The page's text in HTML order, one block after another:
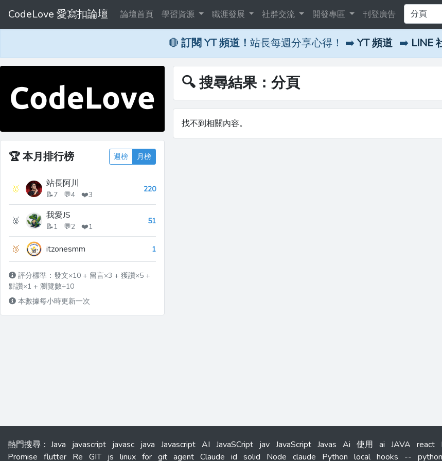
CodeLove 愛寫扣論壇 論壇首頁 學習資源 職涯發展 社群交流 開發專區 刊登廣告
🔴 訂閱 YT 頻道！ 站長每週分享心得！ ➡️ YT 頻道 ➡️ LINE
🏆本月排行榜 週榜 月榜
🥇 站長阿川
📝7 💬4 ❤️3
220
🥈 我愛JS
📝1 💬2 ❤️1
51
🥉 itzonesmm 1
評分標準：發文×10 + 留言×3 + 獲讚×5 +
點讚×1 + 瀏覽數÷10
本數據每小時更新一次
🔍 搜尋結果：分頁
找不到相關內容。
熱門搜尋 ： Java javascript javasc java Javascript AI JavaSCript jav JavaScript Javas Ai 使用 ai JAVA react
Promise flutter Re GIT js linux for git agent Claude id solid Node claude Python local hooks -- python